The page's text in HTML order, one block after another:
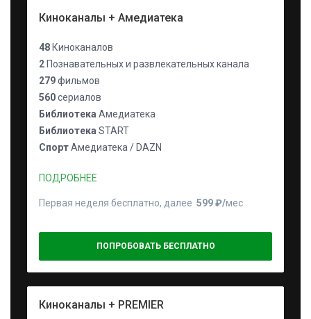
Киноканалы + Амедиатека
48 Киноканалов
2 Познавательных и развлекательных канала
279фильмов
560сериалов
Библиотека Амедиатека
Библиотека START
СпортАмедиатека / DAZN
ПОДРОБНЕЕ
Первая неделя бесплатно, далее 599 ₽⁠/⁠мес
ПОПРОБОВАТЬ БЕСПЛАТНО
Киноканалы + PREMIER